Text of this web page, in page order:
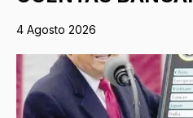
4 Agosto 2026